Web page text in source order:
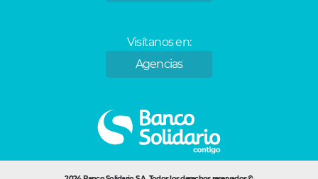
Visítanos en:
Agencias